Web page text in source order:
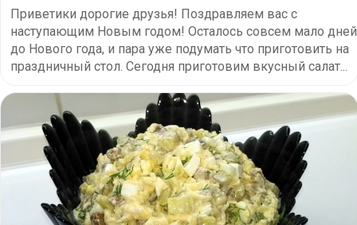
Приветики дорогие друзья! Поздравляем вас с
наступающим Новым годом! Осталось совсем мало дней
до Нового года, и пара уже подумать что приготовить на
праздничный стол. Сегодня приготовим вкусный салат...